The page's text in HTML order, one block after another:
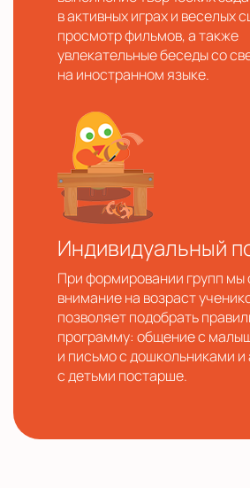
в активных играх и веселых
просмотр фильмов, а также
увлекательные беседы со
на иностранном языке.
Индивидуальный
При формировании групп
внимание на возраст
позволяет подобрать
программу: общение с
и письмо с дошкольниками и
с детьми постарше.